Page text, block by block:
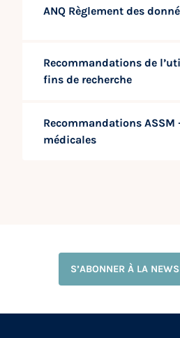
ANQ Règlement des
Recommandations de
fins de recherche
Recommandations ASSM
médicales
S’ABONNER À LA